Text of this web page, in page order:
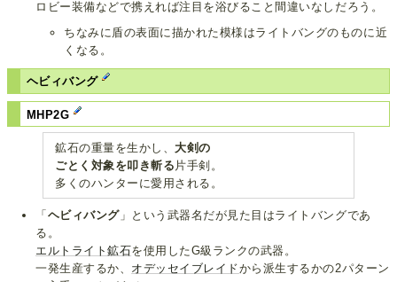
ロビー装備などで携えれば注目を浴びること間違いなしだろう。
ちなみに盾の表面に描かれた模様はライトバングのものに近
くなる。
ヘビィバング
MHP2G
鉱石の重量を生かし、大剣の
ごとく対象を叩き斬る 片手剣。
多くのハンターに愛用される。
「 ヘビィバング」という武器名だが見た目はライトバングであ
る。
エルトライト鉱石を使用したG級ランクの武器。
一発生産するか、 オデッセイブレイドから派生するかの2パターン